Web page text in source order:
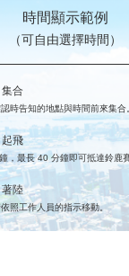
時間顯示範例
（可自由選擇時間）
集合
時告知的地點與時間前來集合
起飛
，最長 40 分鐘即可抵達鈴鹿賽
陸
照工作人員的指示移動。